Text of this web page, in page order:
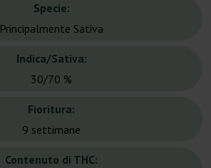
Specie:
Principalmente Sativa
Indica/Sativa:
30/70 %
Fioritura:
9 settimane
Contenuto di THC: